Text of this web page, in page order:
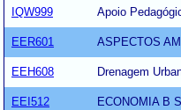
IQW999 Apoio
EER601 ASPECTOS
EEH608 Drenagem
EEI512
ECONOMIA B